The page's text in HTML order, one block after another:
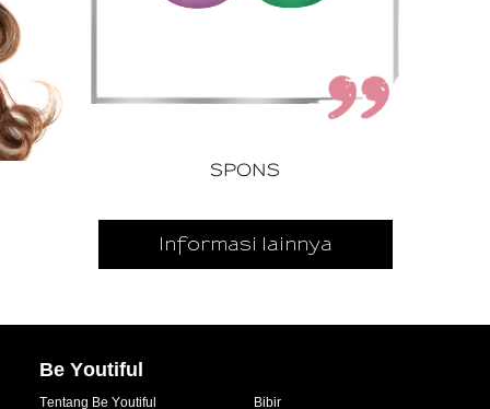
SPONS
Informasi lainnya
Be Youtiful
Tentang Be Youtiful Bibir